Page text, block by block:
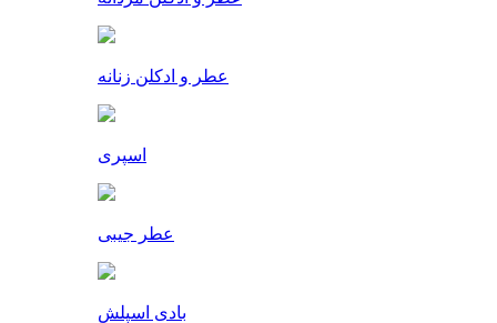
عطر و ادکلن زنانه
اسپری
عطر جیبی
بادی اسپلش